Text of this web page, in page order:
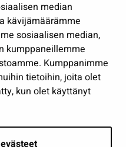
median
kävijämäärämme
sosiaalisen median,
kumppaneillemme
Kumppanimme
tietoihin, joita olet
kun olet käyttänyt